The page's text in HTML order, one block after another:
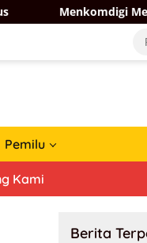
Meutya Hafid: AI
Pemilu
Kami
Berita